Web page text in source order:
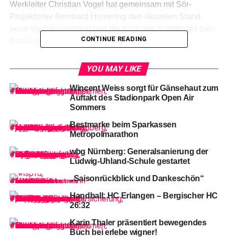
Werkleiter Christian Vogel hat gemeinsam mit Sör-
Projektleiter Bernhard Homering den aktuellen Stand,
neue Visualisierungen und die nächsten Schritte bis zum
Baubeginn im Frühjahr 2022 vorgestellt.
Bürgermeister und Erster Sör-Werkleiter Christian Vogel im Gespräch
mit Projektleiter Bernhard Homering vom Sör-Brückenbau.
Bildnachweis: André Winkel / Stadt Nürnberg
Die drei Hafenbrücken
Frankenschnellweg und
Hafenstraße über den Main-Donau-Kanal und die
vorliegende vertiefte Entwurfsplanung berücksichtigt neue
Erkenntnisse, erforderliche Änderungen und Korrekturen,
die maßgeblichen Einfluss auf den baulichen Umfang
und die damit verbundenen Kosten und Termine haben:
So wurden Verbesserungen für die Anbindung des
Hafens, Verbesserungen für die Verkehrsteilnehmerinnen
und Verkehrsteilnehmer und dabei insbesondere für den
CONTINUE READING
YOU MAY LIKE
Wincent Weiss sorgt für Gänsehaut zum
Auftakt des Stadionpark Open Air
Sommers
Bestmarke beim Sparkassen
Metropolmarathon
wbg Nürnberg: Generalsanierung der
Ludwig-Uhland-Schule gestartet
„Saisonrückblick und Dankeschön“
Handball: HC Erlangen – Bergischer HC
26:32
Karin Thaler präsentiert bewegendes
Buch bei erlebe wigner!